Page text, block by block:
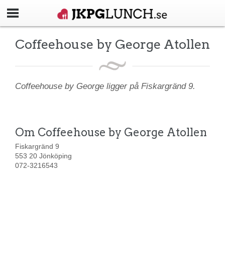
Coffeehouse by George Atollen
Coffeehouse by George ligger på Fiskargränd 9.
Om Coffeehouse by George Atollen
Fiskargränd 9
553 20 Jönköping
072-3216543